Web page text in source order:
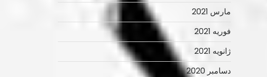
مارس 2021
فوریه 2021
ژانویه 2021
دسامبر 2020